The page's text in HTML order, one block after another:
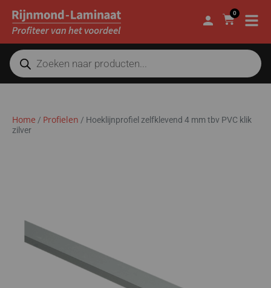
0
Home / Profielen / Hoeklijnprofiel zelfklevend 4 mm tbv PVC klik
zilver